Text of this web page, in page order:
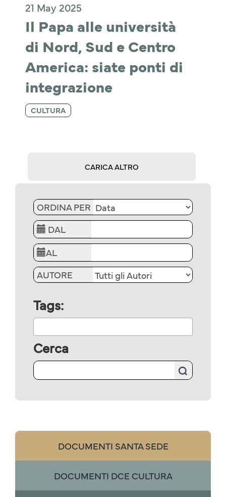
21 May 2025
Il Papa alle università
di Nord, Sud e Centro
America: siate ponti di
integrazione
CULTURA
CARICA ALTRO
ORDINA PER
DAL
AL
AUTORE
Tags:
Cerca
DOCUMENTI SANTA SEDE
DOCUMENTI DCE CULTURA